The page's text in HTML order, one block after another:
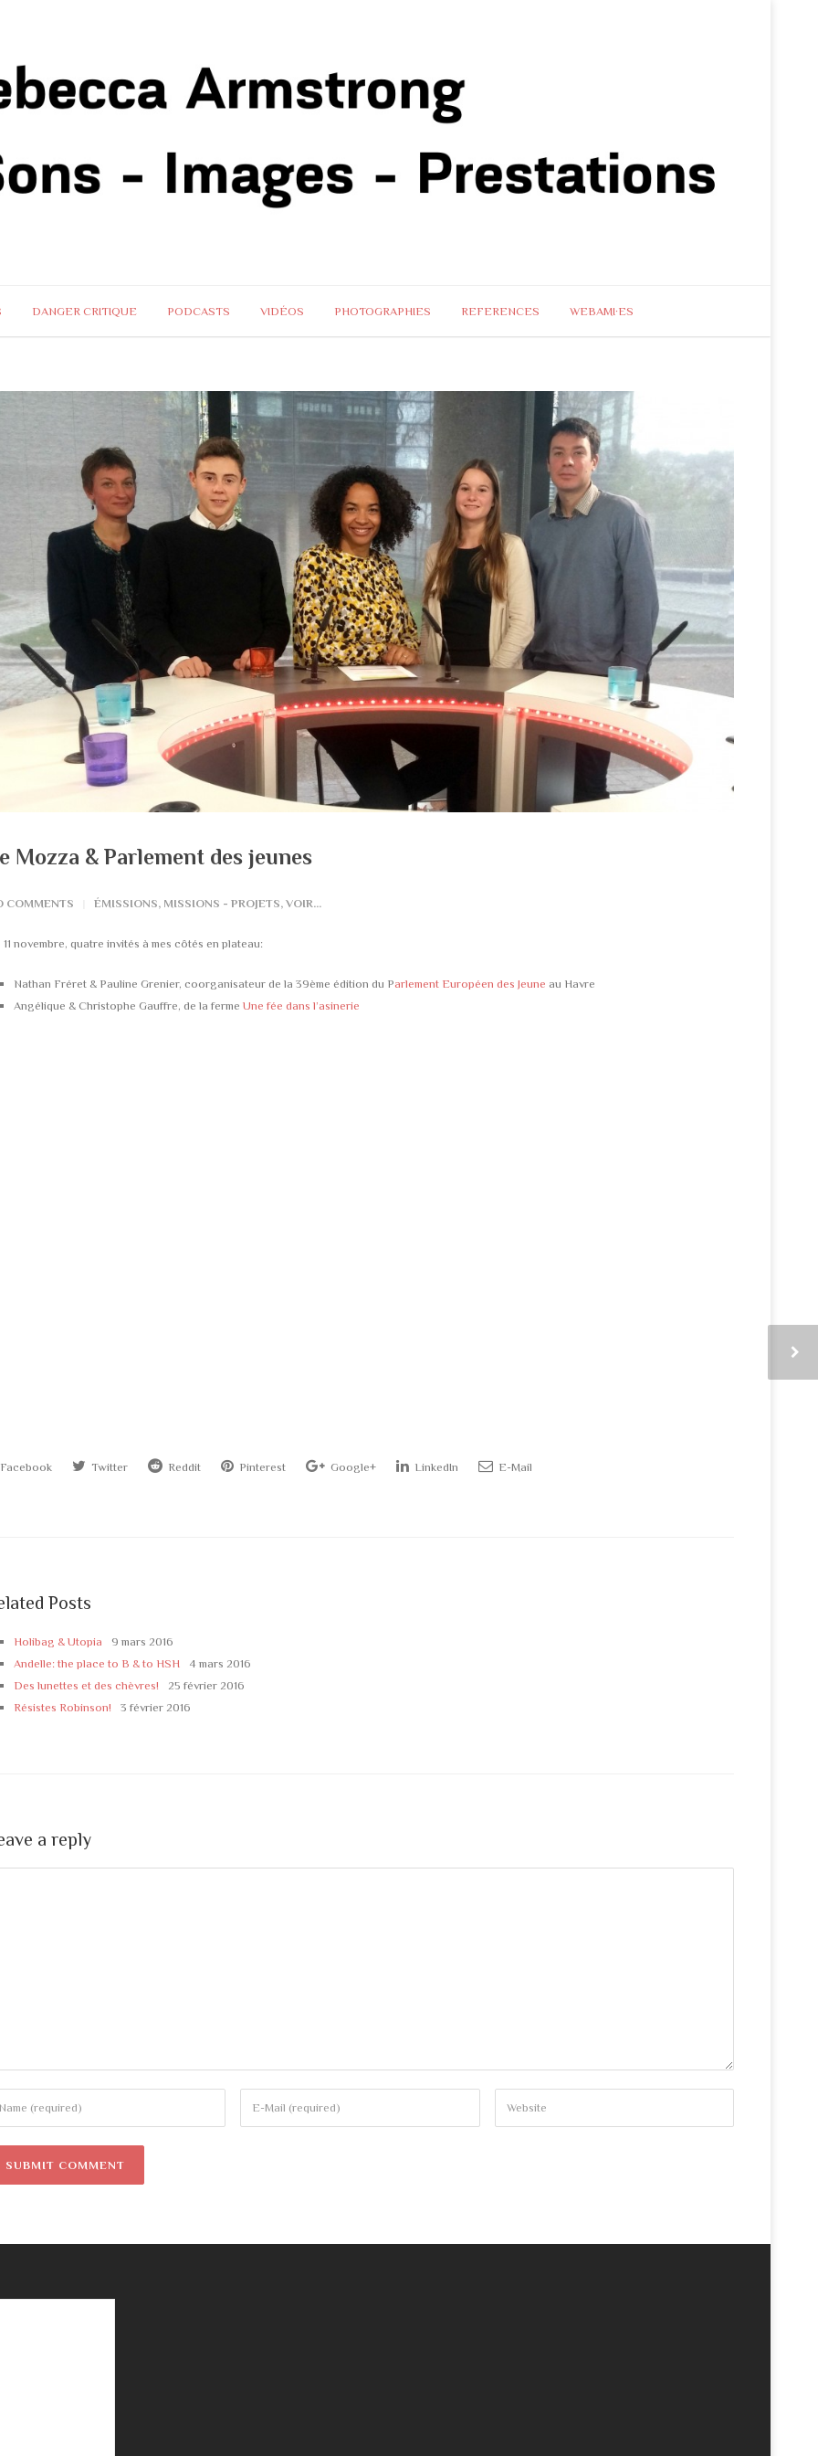
DANGER CRITIQUE PODCASTS VIDÉOS PHOTOGRAPHIES REFERENCES WEBAMI·ES
Mozza & Parlement des jeunes
COMMENTS ÉMISSIONS, MISSIONS - PROJETS, VOIR...
11 novembre, quatre invités à mes côtés en plateau:
Nathan Fréret & Pauline Grenier, coorganisateur de la 39ème édition du Parlement Européen des Jeune au Havre
Angélique & Christophe Gauffre, de la ferme Une fée dans l’asinerie
Twitter Reddit Pinterest Google+ LinkedIn E-Mail
Posts
Holibag & Utopia
9 mars 2016
Andelle: the place to B & to HSH
4 mars 2016
Des lunettes et des chèvres!
25 février 2016
Résistes Robinson!
3 février 2016
a reply